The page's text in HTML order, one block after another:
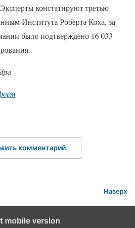
констатируют третью
Института Роберта Коха, за
было подтверждено 16 033
комментарий
Наверх
mobile version